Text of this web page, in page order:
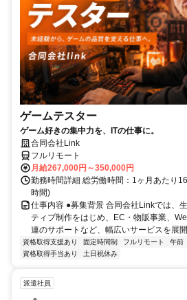
ゲームテスター
ゲーム好きの集中力を、ITの仕事に。
合同会社Link
フルリモート
月給267,000円～350,000円
勤務時間詳細 総労働時間：1ヶ月あたり
時間)
仕事内容 ●募集背景 合同会社Linkでは、
ティブ制作をはじめ、EC・物販事業、
連のサポートなど、幅広いサービスを展
資格取得支援あり 固定時間制 フルリモート 午前
資格取得手当あり
土日祝休み
派遣社員